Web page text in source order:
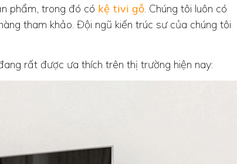
phẩm, trong đó có kệ tivi gỗ. Chúng tôi luôn có
tham khảo. Đội ngũ kiến trúc sư của chúng tôi
rất được ưa thích trên thị trường hiện nay: